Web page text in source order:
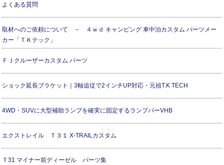
よくある質問
取材へのご依頼について － ４ｗｄ キャンピング 車中泊カスタム パーツメー
カー「ＴＫテック」
ＦＪクルーザーカスタム パーツ
ショック延長ブラケット｜3軸追従で2インチUP対応・元祖T.K TECH
4WD・SUVに大型補助ランプを確実に固定するランプバーVHB
エクストレイル Ｔ３１ X-TRAILカスタム
Ｔ31 マイナー前ディーゼル パーツ集